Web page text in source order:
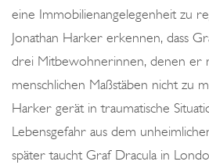
eine Immobilienangelegenheit zu
Jonathan Harker erkennen, dass
drei Mitbewohnerinnen, denen er
menschlichen Maßstäben nicht zu
Harker gerät in traumatische
Lebensgefahr aus dem
später taucht Graf Dracula in